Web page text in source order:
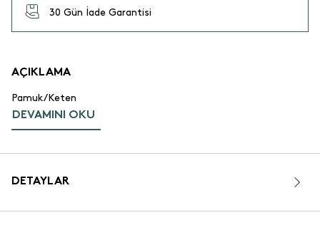
30 Gün İade Garantisi
AÇIKLAMA
Pamuk/Keten
DEVAMINI OKU
DETAYLAR